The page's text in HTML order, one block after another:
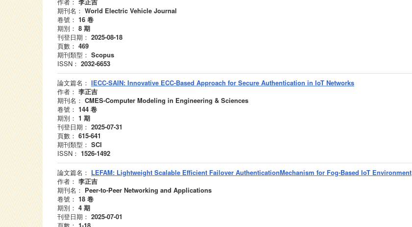
期刊名： World Electric Vehicle Journal
卷號： 16 卷
期別： 8 期
刊登日期： 2025-08-18
頁數： 469
期刊類型： Scopus
ISSN： 2032-6653
論文篇名： IECC-SAIN: Innovative ECC-Based Approach for Secure Authentication in IoT Networks
作者： 李正吉
期刊名： CMES-Computer Modeling in Engineering & Sciences
卷號： 144 卷
期別： 1 期
刊登日期： 2025-07-31
頁數： 615-641
期刊類型： SCI
ISSN： 1526-1492
論文篇名： LEFAM: Lightweight Scalable Efficient Failover AuthenticationMechanism for Fog-Based IoT Environment
作者： 李正吉
期刊名： Peer-to-Peer Networking and Applications
卷號： 18 卷
期別： 4 期
刊登日期： 2025-07-01